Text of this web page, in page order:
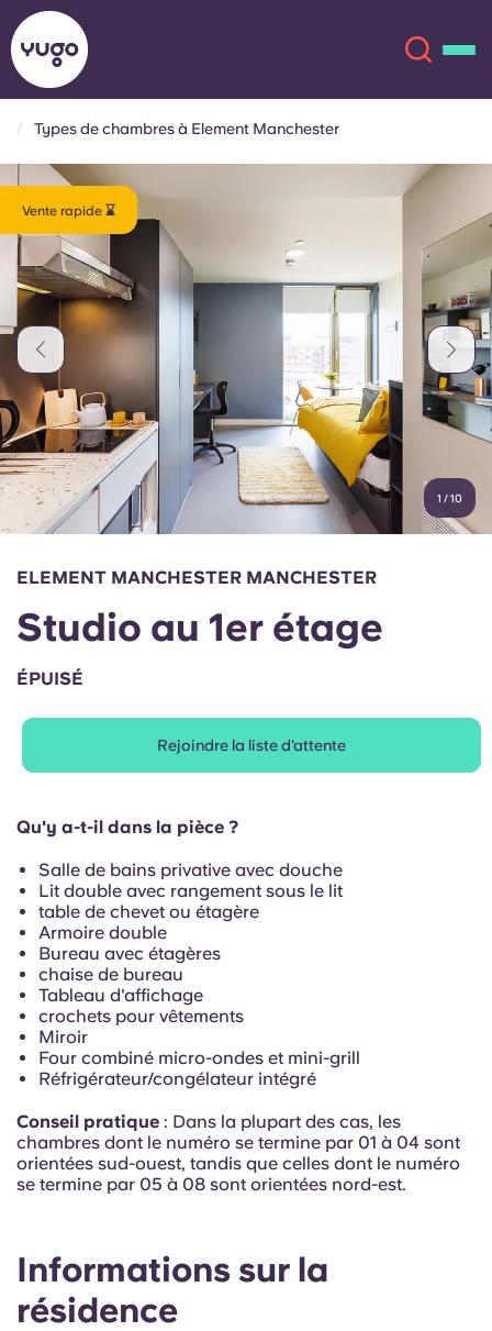
À propos
Lieux
Plus
Compte Langue
English (GB)
Chinese
Català
Italian
Portuguese
Sélectionnez un pays
Réservez maintenant
English (US)
Chinese Español
Deutsch
Italian French
Portuguese
Types de chambres à Element Manchester
Vente rapide ⌛
1 /10
Informations sur la
résidence
ELEMENT MANCHESTER MANCHESTER
Studio au 1er étage
ÉPUISÉ
Rejoindre la liste d'attente
Qu'y a-t-il dans la pièce ?
Salle de bains privative avec douche
Lit double avec rangement sous le lit
table de chevet ou étagère
Armoire double
Bureau avec étagères
chaise de bureau
Tableau d'affichage
crochets pour vêtements
Miroir
Four combiné micro-ondes et mini-grill
Réfrigérateur/congélateur intégré
Conseil pratique : Dans la plupart des cas, les
chambres dont le numéro se termine par 01 à 04 sont
orientées sud-ouest, tandis que celles dont le numéro
se termine par 05 à 08 sont orientées nord-est.